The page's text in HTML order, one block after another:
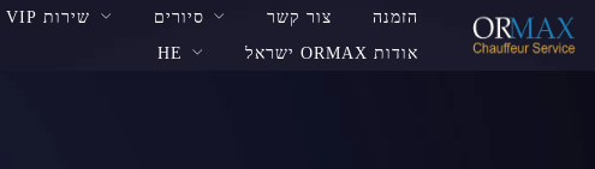
הזמנה צור קשר סיורים שירות VIP שדה תעופה
אודות ORMAX ישראל
HE